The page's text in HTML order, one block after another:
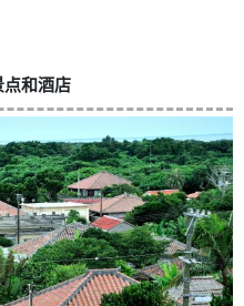
和酒店